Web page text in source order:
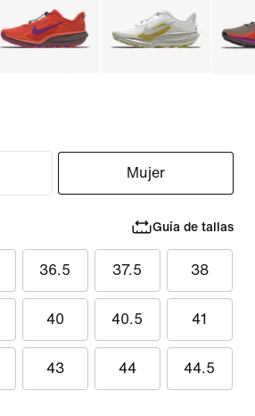
Mujer
Guía de tallas
36.5 37.5 38
40 40.5 41
43 44 44.5